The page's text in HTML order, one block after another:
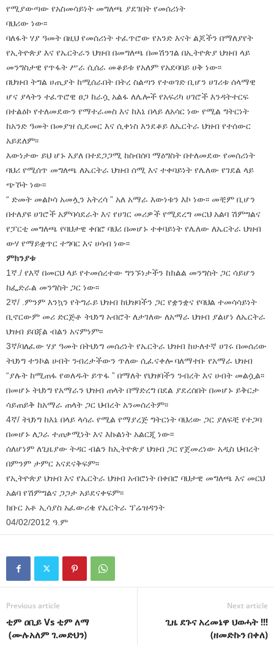
የሚያውጣው የአስመሳይነት መግለጫ ያደገበት የመሰሪነት
ባህሪው ነው፡፡
ባለፋት ሃያ ዓመት በዚህ የመሰሪነት ተፈጥሮው የአንድ እናት ልጆችን በማለያየት
የኢትዮጵያ እና የኤርትራን ህዝብ በመግለጫ በመሽንገል በኢትዮጵያ ህዝብ ላይ
መንግስታዊ የጥፋት ሥራ ሲሰራ መቆይቱ የአለም የአደባባይ ሀቅ ነው፡፡
በህዝብ ትግል ሀጢያት ከሚሰራበት በትረ ስልጣን የተወገድ ቢሆን ሀገሪቱ ሰላማዊ
ሆና ያላትን ተፈጥሮዊ ፀጋ ከራሷ አልፋ ለሌሎች የአፍሪካ ሀገሮች እንዳትተርፍ
በተልዕኮ የተለመደውን የማተራመስ እና ከእኔ በላይ ለአሳር ነው የሚል ግትርነት
ከአንድ ዓመት በመያዝ ሲደመር እና ሲቀነስ እንደቆይ ለኤርትራ ህዝብ የተሰውር
አይደለም፡፡
እውነታው ይህ ሆኑ እያለ በተደጋጋሚ ከስብሰባ ማዕግስት በተለመደው የመሰሪነት
ባህሪ የሚሰጥ መግለጫ ለኤርትራ ህዝብ ሰሚ እና ተቀባይነት የሌለው የገደል ላይ
ጭኾት ነው፡፡
“ ድመት መልኮሳ አመሏን አትረሳ ” አለ አማራ እውነቱን እኮ ነው፡፡ መቺም ቢሆን
በተለያዩ ሀገሮች አምባሳደራት እና የሀገር መሪዎች የሚደረግ መርህ አልባ ሽምግልና
የፓርቲ መግለጫ የባህታዊ ቀበሮ ባህሪ በመሆኑ ተቀባይነት የሌለው ለኤርትራ ህዝብ
ውሃ የማይቋጥር ተግባር እና ሀሳብ ነው፡፡
ምክንያቱ
1ኛ./ የእኛ በመርህ ላይ የተመሰረተው ግንኙነታችን ከክልል መንግስት ጋር ሳይሆን
ከፌድራል መንግስት ጋር ነው፡፡
2ኛ/ .ምንም እንኳን የትግራይ ህዝብ ከህዝባችን ጋር የቋንቋና የባህል ተመሳሳይነት
ቢኖርውም መሪ ድርጅቶ ትህነግ አብሮት ለታገለው ለአማራ ህዝብ ያልሆነ ለኤርትራ
ህዝብ ይበጃል ብልን አናምነም፡፡
3ኛ/ባለፈው ሃያ ዓመት በትህነግ መሰሪነት የኤርትራ ህዝብ ከሁለተኛ ሀገሩ በመሰሪው
ትህነግ ተንኮል ሀብት ንብረታችውን ጥለው ሲፈናቀሎ ባለማተቡ የአማራ ህዝብ
“ያሉት ከሚጠፋ የወለዱት ይጥፋ ” በማለት የህዝባችን ንብረት እና ሀብት መልሷል፡፡
በመሆኑ ትህነግ የአማራን ህዝብ ጠላት በማድረግ በደል ያደረሰበት በመሆኑ ይቅርታ
ሳይጠይቅ ከአማራ ጠላት ጋር ህብረት አንመሰረትም፡፡
4ኛ/ ትህነግ ከእኔ በላይ ላሳራ የሚል የማያረጅ ግትርነት ባህሪው ጋር ያለፍቺ የተጋባ
በመሆኑ ለጋራ ተጠቃሚነት እና እኩልነት አልርጂ ነው፡፡
ሰለሆነም ለጊዜያው ትዳር ብልን ከኢትዮጵያ ህዝብ ጋር የጀመረነው አዲስ ህብረት
በምንም ታምር አናደናቅፍም፡፡
የኢትዮጵያ ህዝብ እና የኤርትራ ህዝብ አብሮነት በቀበሮ ባህታዊ መግለጫ እና መርህ
አልባ የሽምግልና ጋጋታ አይደናቀፍም፡፡
ክቡር አቶ ኢሳያስ አፈውሪቄ የኤርትራ ፕሬዝዳንት
04/02/2012 ዓ.ም
Previous article
ቲም ዐቢይ Vs ቲም ለማ
(ሙሉአለም ገ.መድህን)
Next article
ጊዜ ደጉና አረመኔዋ ህወሓት !!!
(ዘመድኩን በቀለ)